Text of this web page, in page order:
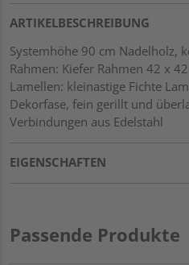
ARTIKELBESCHREIBUNG
Systemhöhe 90 cm Nadelholz,
Rahmen: Kiefer Rahmen 42 x
Lamellen: kleinastige Fichte
Dekorfase, fein gerillt und
Verbindungen aus Edelstahl
EIGENSCHAFTEN
Passende Produkte